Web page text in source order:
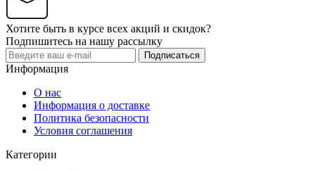
Хотите быть в курсе всех акций и скидок?
Подпишитесь на нашу рассылку
Подписаться
Информация
О нас
Информация о доставке
Политика безопасности
Условия соглашения
Категории